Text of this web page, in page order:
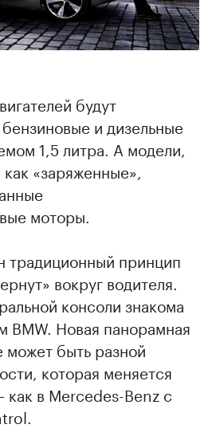
будут
и дизельные
1,5 литра. А модели,
«заряженные»,
моторы.
традиционный принцип
вокруг водителя.
консоли знакома
BMW. Новая панорамная
быть разной
которая меняется
как в Mercedes-Benz с